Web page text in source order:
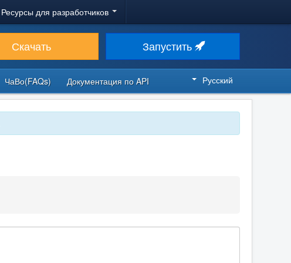
Ресурсы для разработчиков
Скачать Запустить
ЧаВо(FAQs) Документация по API Русский